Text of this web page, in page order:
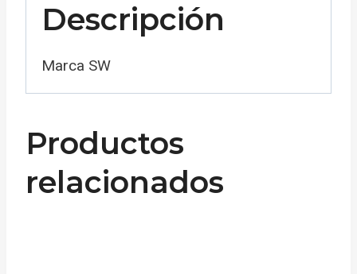
Descripción
Marca SW
Productos
relacionados